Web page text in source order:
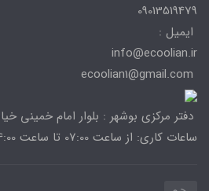
09013519479
ایمیل :
info@ecoolian.ir
دفتر مرکزی بوشهر : بلوار امام خمینی
ساعات کاری: از ساعت 07:00 تا ساعت 24:00